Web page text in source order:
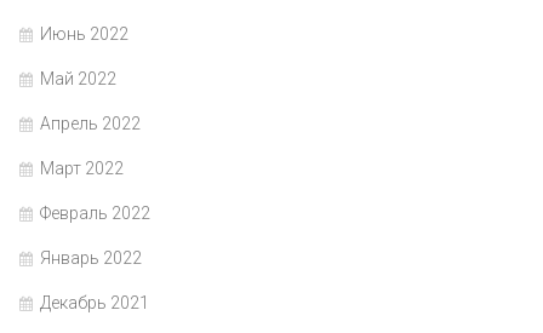
Июнь 2022
Май 2022
Апрель 2022
Март 2022
Февраль 2022
Январь 2022
Декабрь 2021